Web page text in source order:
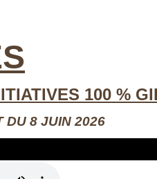
100 %
DU 8 JUIN 2026